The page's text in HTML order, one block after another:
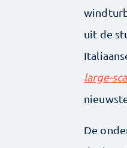
uit de
large-
De